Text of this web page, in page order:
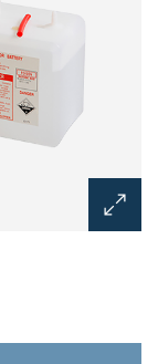
Öppna